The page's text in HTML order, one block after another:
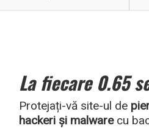
La fiecare 0.65
Protejați-vă site-ul de
hackeri și malwarecu